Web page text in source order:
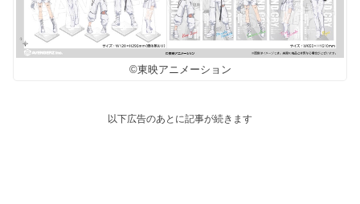
©東映アニメーション
以下広告のあとに記事が続きます